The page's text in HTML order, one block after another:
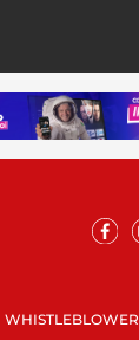
WHISTLEBLOWER